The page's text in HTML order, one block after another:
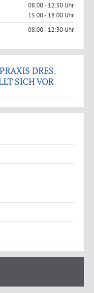
08:00 - 12:30 Uhr
15:00 - 18:00 Uhr
08:00 - 12:30 Uhr
DRES.
SICH VOR